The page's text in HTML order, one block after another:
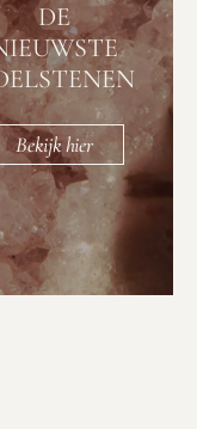
DE
Bekijk hier